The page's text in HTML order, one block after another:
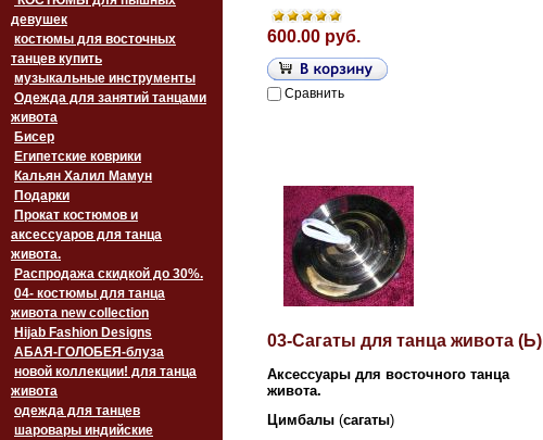
девушек
костюмы для восточных
танцев купить
музыкальные инструменты
Одежда для занятий танцами
живота
Бисер
Египетские коврики
Кальян Халил Мамун
Подарки
Прокат костюмов и
аксессуаров для танца
живота.
Распродажа скидкой до 30%.
04- костюмы для танца
живота new collection
Hijab Fashion Designs
АБАЯ-ГОЛОБЕЯ-блуза
новой коллекции! для танца
живота
одежда для танцев
шаровары индийские
600.00 руб.
Сравнить
03-Сагаты для танца живота (Ь)
Аксессуары для восточного танца
живота.
Цимбалы (сагаты)